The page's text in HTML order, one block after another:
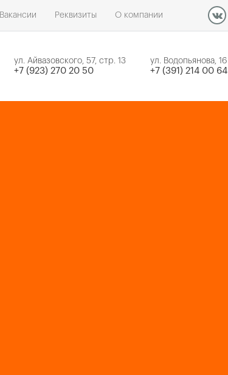
Вакансии Реквизиты О компании
ул. Айвазовского, 57, стр. 13
+7 (923) 270 20 50
ул. Водопьянова, 16
+7 (391) 214 00 64